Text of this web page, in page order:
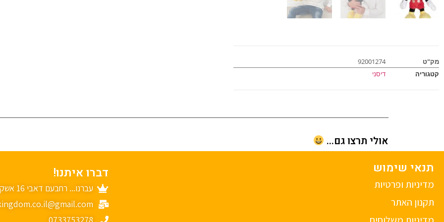
מק"ט
92001274
קטגוריה
דיסני
אולי תרצו גם...
תנאי שימוש
מדיניות ופרטיות
תקנון האתר
דברו איתנו!
עברנו... רחבעם דאבי 16 אשקלון
0733753278